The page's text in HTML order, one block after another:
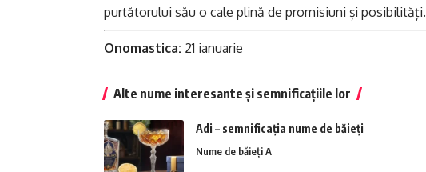
purtătorului său o cale plină de promisiuni și posibilități.
Onomastica: 21 ianuarie
Alte nume interesante și semnificațiile lor
Adi – semnificația nume de băieți
Nume de băieți A